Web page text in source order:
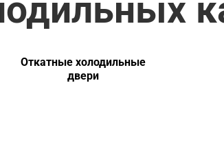
Откатные холодильные
двери